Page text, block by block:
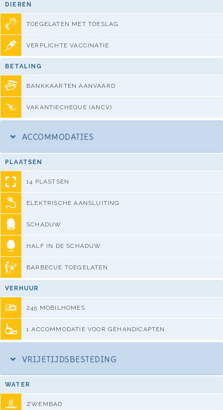
DIEREN
TOEGELATEN MET TOESLAG
VERPLICHTE VACCINATIE
BETALING
BANKKAARTEN AANVAARD
VAKANTIECHEQUE (ANCV)
ACCOMMODATIES
PLAATSEN
14 PLASTSEN
ELEKTRISCHE AANSLUITING
SCHADUW
HALF IN DE SCHADUW
BARBECUE TOEGELATEN
VERHUUR
245 MOBILHOMES
1 ACCOMMODATIE VOOR GEHANDICAPTEN
VRIJETIJDSBESTEDING
WATER
ZWEMBAD